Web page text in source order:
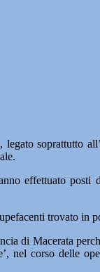
soprattutto
effettuato
trovato in
di Macerata
nel corso delle